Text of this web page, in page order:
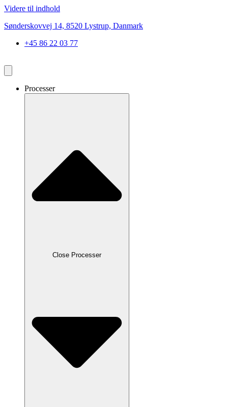
Videre til indhold
Sønderskovvej 14, 8520 Lystrup, Danmark
+45 86 22 03 77
Processer
Close Processer